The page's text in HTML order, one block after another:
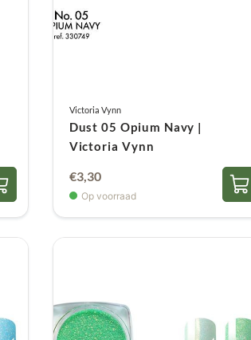
Victoria Vynn
Dust 05 Opium Navy |
Victoria Vynn
€3,30
Op voorraad